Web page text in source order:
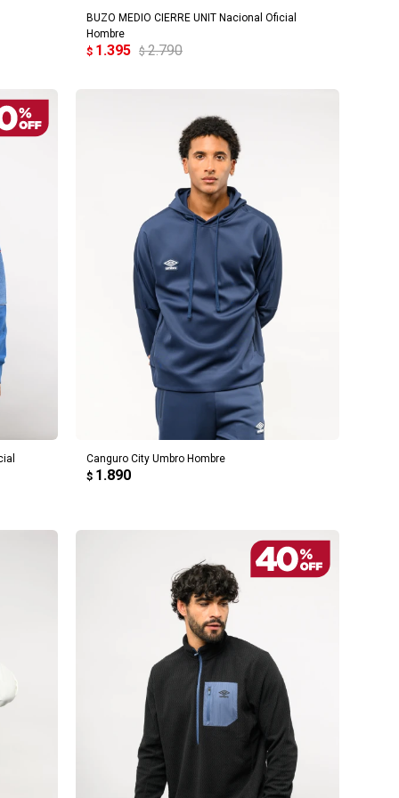
BUZO MEDIO CIERRE UNIT Nacional Oficial
Hombre
$ 1.395 $ 2.790
Canguro City Umbro Hombre
$ 1.890
AGREGAR AL CARRITO